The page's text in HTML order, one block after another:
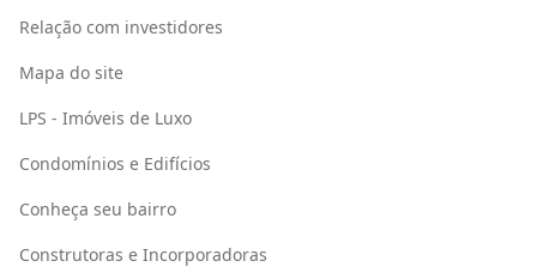
Relação com investidores
Mapa do site
LPS - Imóveis de Luxo
Condomínios e Edifícios
Conheça seu bairro
Construtoras e Incorporadoras